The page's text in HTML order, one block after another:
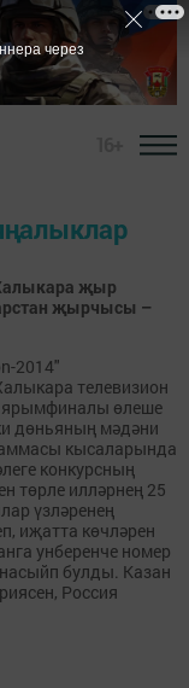
җыр
җырчысы –
2014"
телевизион
өлеше
дөньяның мәдәни
кысаларында
конкурсның
төрле илләрнең 25
үзләренең
иҗатта көчләрен
унберенче номер
булды. Казан
Россия
через